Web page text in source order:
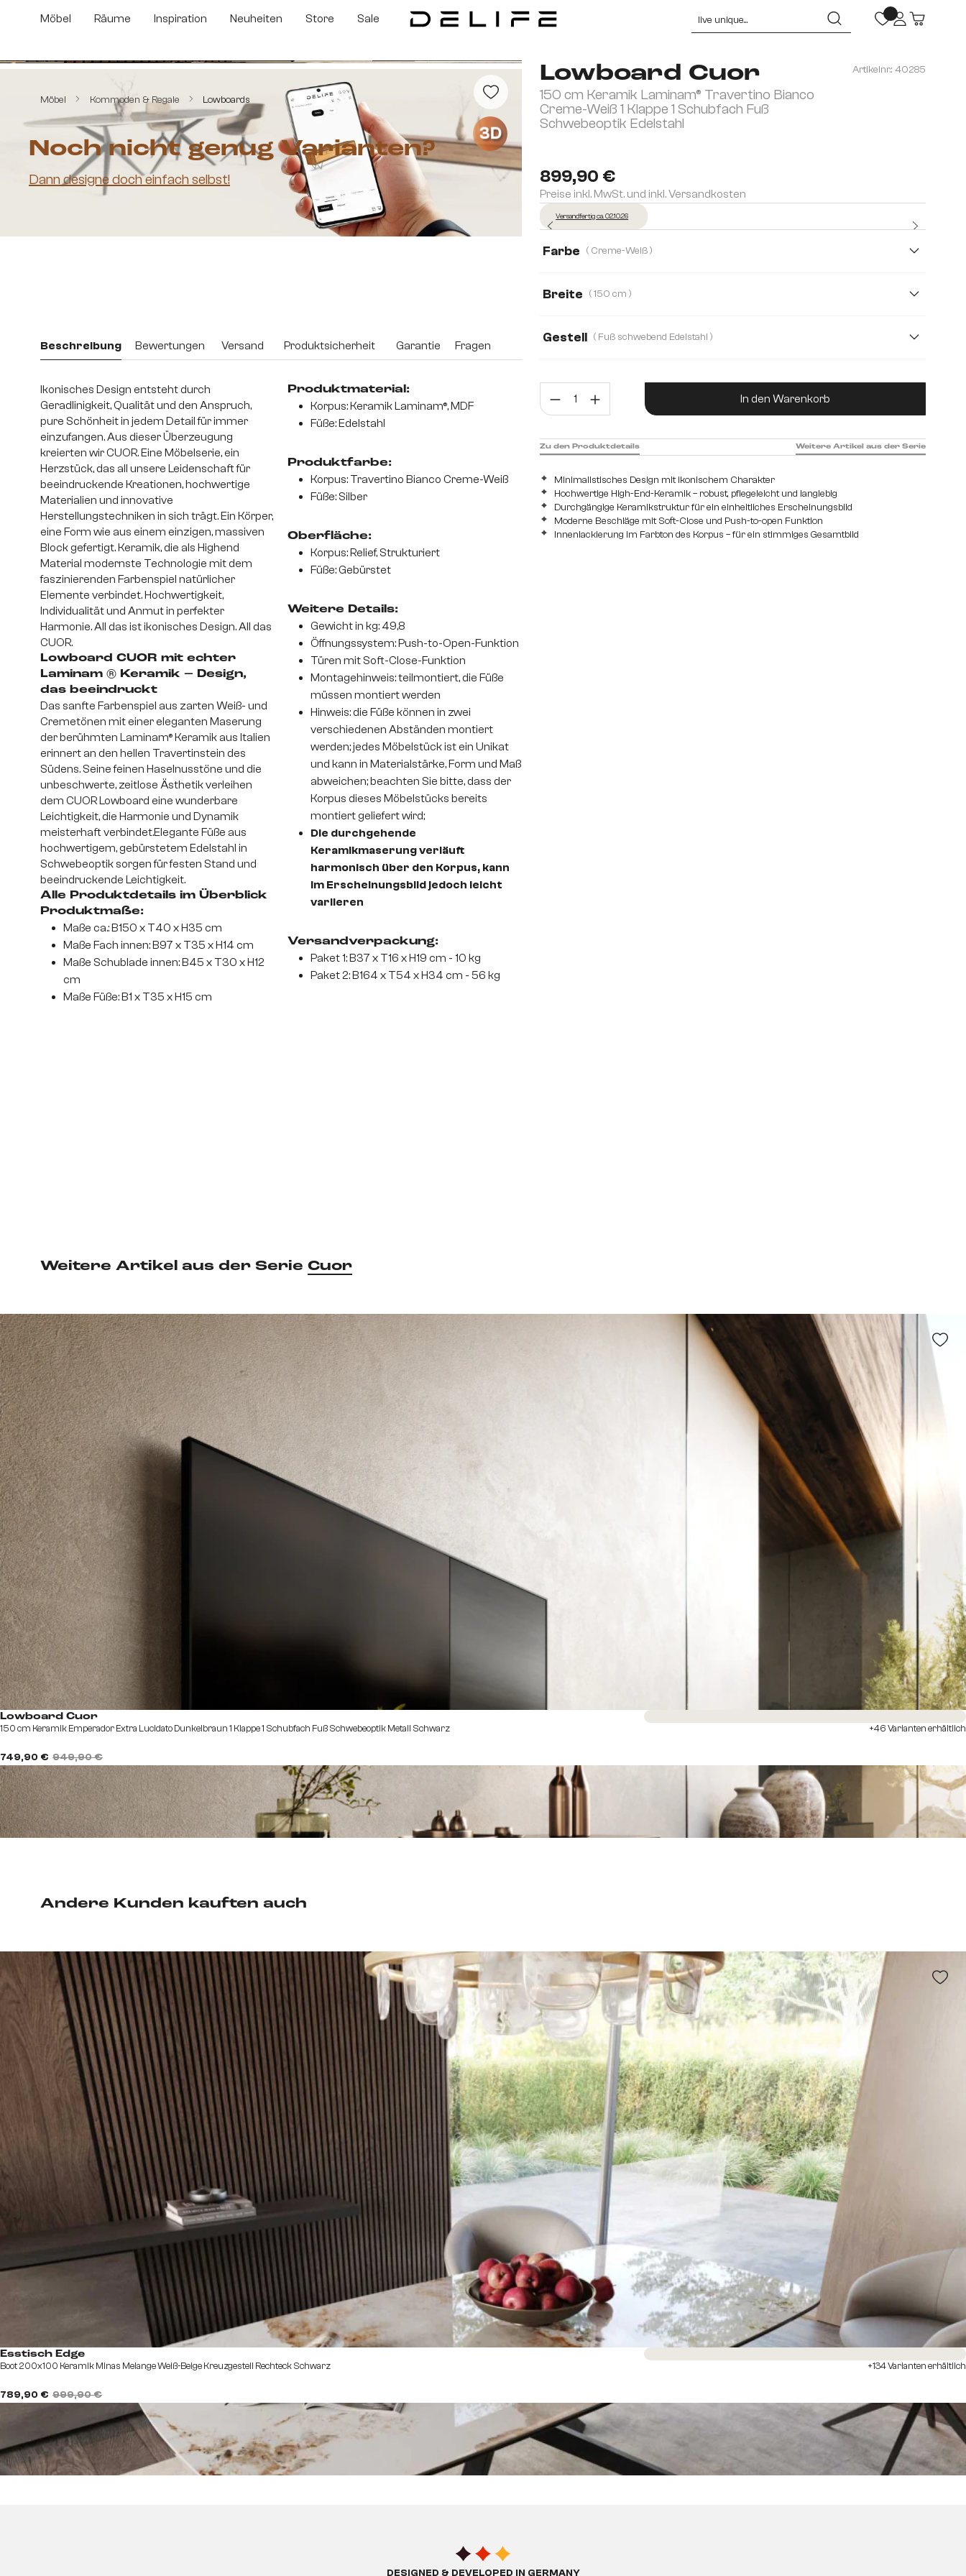
Hauptinhalt springen
Zur Suche springen
Zur Hauptnavigation springen
Möbel Räume Inspiration Neuheiten Store Sale
Möbel Kommoden & Regale Lowboards
Lowboard Cuor
150 cm Keramik Laminam® Travertino Bianco
Creme-Weiß 1 Klappe 1 Schubfach Fuß
Schwebeoptik Edelstahl
Artikelnr.: 40285
899,90 €
Preise inkl. MwSt. und inkl. Versandkosten
Versandfertig ca. 02.10.26
Farbe ( Creme-Weiß )
Breite ( 150 cm )
Gestell ( Fuß schwebend Edelstahl )
Produkt Anzahl: Gib den gewünschten Wert
In den Warenkorb
Minimalistisches Design mit ikonischem Charakter
Hochwertige High-End-Keramik – robust, pflegeleicht und langlebig
Durchgängige Keramikstruktur für ein einheitliches Erscheinungsbild
Moderne Beschläge mit Soft-Close und Push-to-open Funktion
Innenlackierung im Farbton des Korpus – für ein stimmiges Gesamtbild
Zu den Produktdetails Weitere Artikel aus der Serie
Bildergalerie überspringen
3D
Noch nicht genug Varianten?
Dann designe doch einfach selbst!
Beschreibung Bewertungen Versand Produktsicherheit Garantie Fragen
Ikonisches Design entsteht durch
Geradlinigkeit, Qualität und den Anspruch,
pure Schönheit in jedem Detail für immer
einzufangen. Aus dieser Überzeugung
kreierten wir CUOR. Eine Möbelserie, ein
Herzstück, das all unsere Leidenschaft für
beeindruckende Kreationen, hochwertige
Materialien und innovative
Herstellungstechniken in sich trägt. Ein Körper,
eine Form wie aus einem einzigen, massiven
Block gefertigt. Keramik, die als Highend
Material modernste Technologie mit dem
faszinierenden Farbenspiel natürlicher
Elemente verbindet. Hochwertigkeit,
Individualität und Anmut in perfekter
Harmonie. All das ist ikonisches Design. All das
CUOR.
Lowboard CUOR mit echter
Laminam ® Keramik – Design,
das beeindruckt
Das sanfte Farbenspiel aus zarten Weiß- und
Cremetönen mit einer eleganten Maserung
der berühmten Laminam® Keramik aus Italien
erinnert an den hellen Travertinstein des
Südens. Seine feinen Haselnusstöne und die
unbeschwerte, zeitlose Ästhetik verleihen
dem CUOR Lowboard eine wunderbare
Leichtigkeit, die Harmonie und Dynamik
meisterhaft verbindet.Elegante Füße aus
hochwertigem, gebürstetem Edelstahl in
Schwebeoptik sorgen für festen Stand und
beeindruckende Leichtigkeit.
Alle Produktdetails im Überblick
Produktmaße:
Maße ca.: B150 x T40 x H35 cm
Maße Fach innen: B97 x T35 x H14 cm
Maße Schublade innen: B45 x T30 x H12
cm
Maße Füße: B1 x T35 x H15 cm
Produktmaterial:
Korpus: Keramik Laminam®, MDF
Füße: Edelstahl
Produktfarbe:
Korpus: Travertino Bianco Creme-Weiß
Füße: Silber
Oberfläche:
Korpus: Relief, Strukturiert
Füße: Gebürstet
Weitere Details:
Gewicht in kg: 49,8
Öffnungssystem: Push-to-Open-Funktion
Türen mit Soft-Close-Funktion
Montagehinweis: teilmontiert, die Füße
müssen montiert werden
Hinweis: die Füße können in zwei
verschiedenen Abständen montiert
werden; jedes Möbelstück ist ein Unikat
und kann in Materialstärke, Form und Maß
abweichen; beachten Sie bitte, dass der
Korpus dieses Möbelstücks bereits
montiert geliefert wird;
Die durchgehende
Keramikmaserung verläuft
harmonisch über den Korpus, kann
im Erscheinungsbild jedoch leicht
variieren
Versandverpackung:
Paket 1: B37 x T16 x H19 cm - 10 kg
Paket 2: B164 x T54 x H34 cm - 56 kg
Andere Kunden kauften auch
Esstisch Edge
Boot 200x100 Keramik Minas Melange Weiß-Beige Kreuzgestell Rechteck Schwarz
789,90 € 999,90 €
Sofort versandfertig
+134 Varianten erhältlich
Weitere Artikel aus der Serie Cuor
Lowboard Cuor
150 cm Keramik Emperador Extra Lucidato Dunkelbraun 1 Klappe 1 Schubfach Fuß Schwebeoptik Metall Schwarz
749,90 € 949,90 €
Sofort versandfertig
+46 Varianten erhältlich
DESIGNED & DEVELOPED IN GERMANY